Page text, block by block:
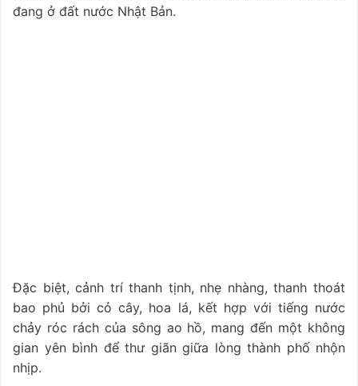
đang ở đất nước Nhật Bản.
Đặc biệt, cảnh trí thanh tịnh, nhẹ nhàng, thanh thoát
bao phủ bởi cỏ cây, hoa lá, kết hợp với tiếng nước
chảy róc rách của sông ao hồ, mang đến một không
gian yên bình để thư giãn giữa lòng thành phố nhộn
nhịp.